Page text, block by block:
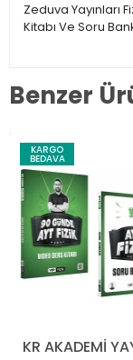
Zeduva Yayınları
Kitabı Ve Soru
Benzer
KARGO
BEDAVA
KR AKADEMİ